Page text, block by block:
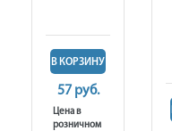
В КОРЗИНУ
57 руб.
Цена в
розничном